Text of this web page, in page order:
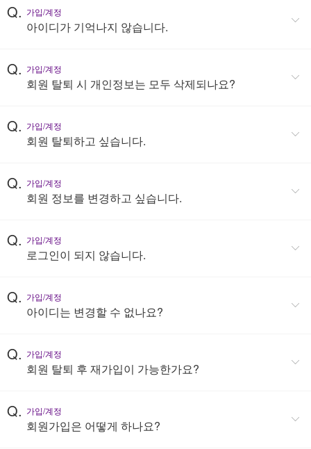
Q. 가입/계정
아이디가 기억나지 않습니다.
Q. 가입/계정
회원 탈퇴 시 개인정보는 모두 삭제되나요?
Q. 가입/계정
회원 탈퇴하고 싶습니다.
Q. 가입/계정
회원 정보를 변경하고 싶습니다.
Q. 가입/계정
로그인이 되지 않습니다.
Q. 가입/계정
아이디는 변경할 수 없나요?
Q. 가입/계정
회원 탈퇴 후 재가입이 가능한가요?
Q. 가입/계정
회원가입은 어떻게 하나요?